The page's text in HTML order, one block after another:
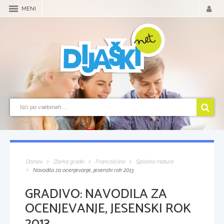
MENI
Domov Zbirka gradiv Francoščina
Splošna matura
Navodila za ocenjevanje, jesenski rok 2013
GRADIVO:NAVODILA ZA
OCENJEVANJE, JESENSKI ROK